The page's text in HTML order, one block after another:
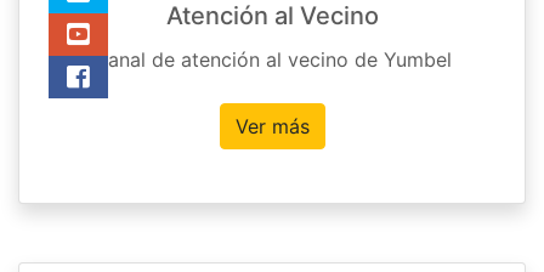
Atención al Vecino
Canal de atención al vecino de Yumbel
Ver más